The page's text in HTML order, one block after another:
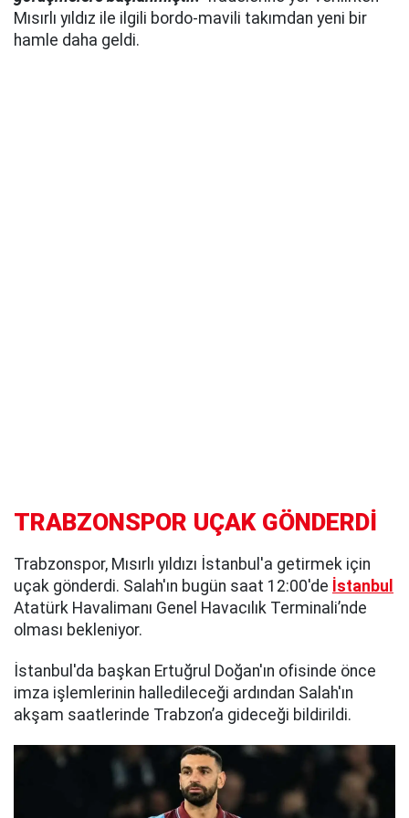
Mısırlı yıldız ile ilgili bordo-mavili takımdan yeni bir
hamle daha geldi.
TRABZONSPOR UÇAK GÖNDERDİ
Trabzonspor, Mısırlı yıldızı İstanbul'a getirmek için
uçak gönderdi. Salah'ın bugün saat 12:00'de İstanbul
Atatürk Havalimanı Genel Havacılık Terminali’nde
olması bekleniyor.
İstanbul'da başkan Ertuğrul Doğan'ın ofisinde önce
imza işlemlerinin halledileceği ardından Salah'ın
akşam saatlerinde Trabzon’a gideceği bildirildi.